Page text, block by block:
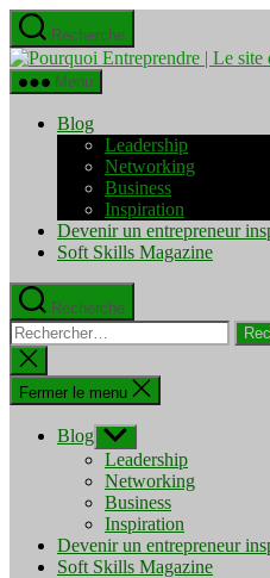
Aller
au
contenu
Recherche
Menu
Blog
Leadership
Networking
Business
Inspiration
Devenir un entrepreneur
Soft Skills Magazine
Recherche
Rechercher :
Fermer
la
recherche
Fermer le menu
Blog Afficher
le
sous-
menu
Leadership
Networking
Business
Inspiration
Devenir un entrepreneur
Soft Skills Magazine